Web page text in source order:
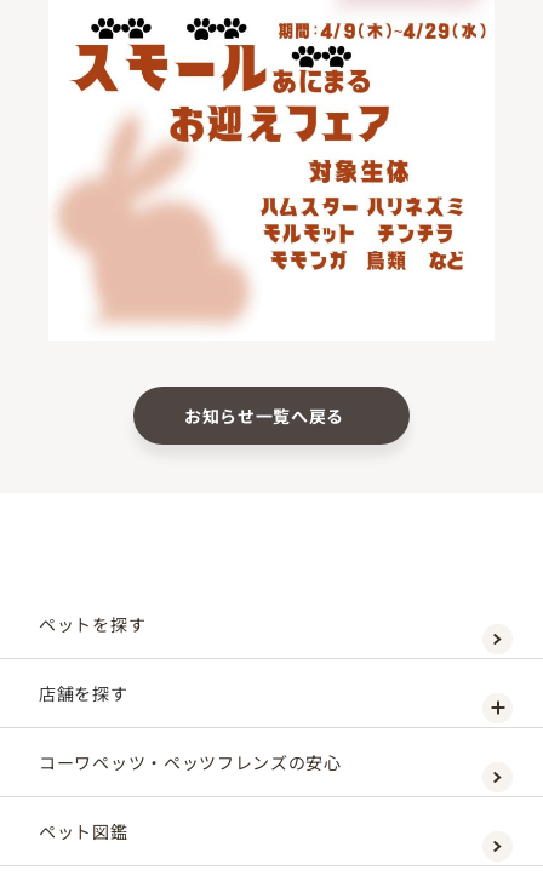
お知らせ一覧へ戻る
ペットを探す
店舗を探す
コーワペッツ・ペッツフレンズの安心
ペット図鑑